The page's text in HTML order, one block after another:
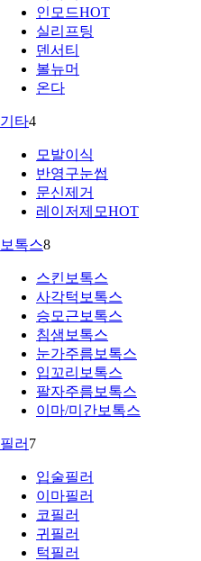
인모드HOT
실리프팅
덴서티
볼뉴머
온다
기타4
모발이식
반영구눈썹
문신제거
레이저제모HOT
보톡스8
스킨보톡스
사각턱보톡스
승모근보톡스
침샘보톡스
눈가주름보톡스
입꼬리보톡스
팔자주름보톡스
이마/미간보톡스
필러 7
입술필러
이마필러
코필러
귀필러
턱필러